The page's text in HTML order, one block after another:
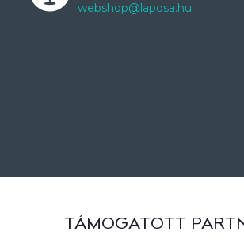
webshop@laposa.hu
TÁMOGATOTT